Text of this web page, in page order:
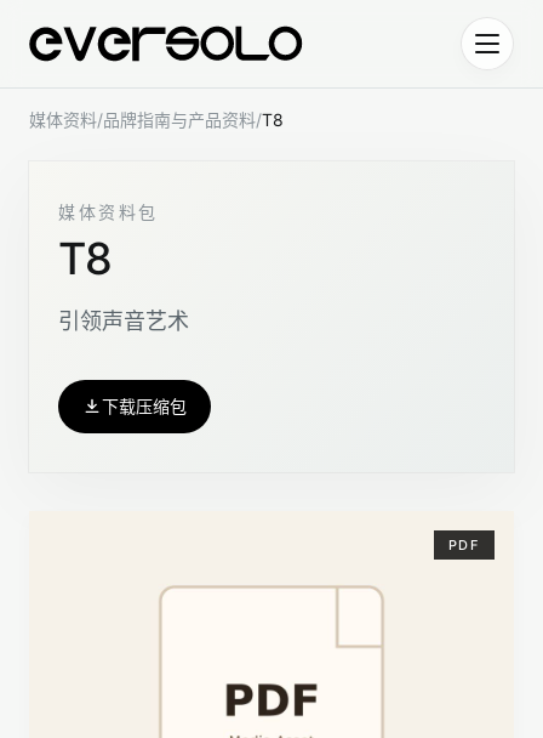
媒体资料/品牌指南与产品资料/T8
媒体资料包
T8
引领声音艺术
下载压缩包
PDF